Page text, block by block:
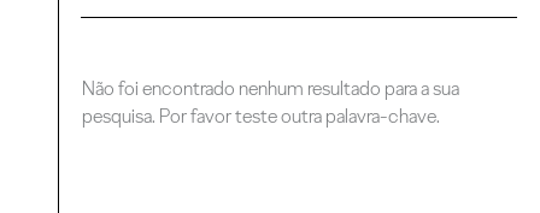
Não foi encontrado nenhum resultado para a sua
pesquisa. Por favor teste outra palavra-chave.